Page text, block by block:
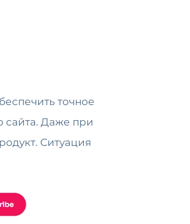
точное
сайта. Даже при
Ситуация